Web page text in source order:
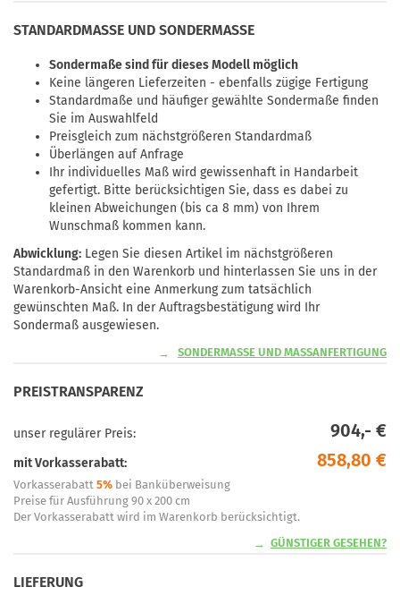
STANDARDMASSE UND SONDERMASSE
Sondermaße sind für dieses Modell möglich
Keine längeren Lieferzeiten - ebenfalls zügige Fertigung
Standardmaße und häufiger gewählte Sondermaße finden
Sie im Auswahlfeld
Preisgleich zum nächstgrößeren Standardmaß
Überlängen auf Anfrage
Ihr individuelles Maß wird gewissenhaft in Handarbeit
gefertigt. Bitte berücksichtigen Sie, dass es dabei zu
kleinen Abweichungen (bis ca 8 mm) von Ihrem
Wunschmaß kommen kann.
Abwicklung: Legen Sie diesen Artikel im nächstgrößeren
Standardmaß in den Warenkorb und hinterlassen Sie uns in der
Warenkorb-Ansicht eine Anmerkung zum tatsächlich
gewünschten Maß. In der Auftragsbestätigung wird Ihr
Sondermaß ausgewiesen.
SONDERMASSE UND MASSANFERTIGUNG
PREISTRANSPARENZ
unser regulärer Preis: 904,- €
mit Vorkasserabatt: 858,80 €
Vorkasserabatt 5% bei Banküberweisung
Preise für Ausführung 90 x 200 cm
Der Vorkasserabatt wird im Warenkorb berücksichtigt.
GÜNSTIGER GESEHEN?
LIEFERUNG